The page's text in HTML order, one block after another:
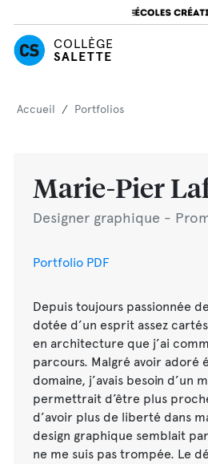
COLLÈGE
SALETTE
Accueil / Portfolios
Marie-Pier
Designer graphique -
Portfolio PDF
Depuis toujours passionnée
dotée d’un esprit assez
en architecture que j’ai
parcours. Malgré avoir adoré
domaine, j’avais besoin d’un
permettrait d’être plus
d’avoir plus de liberté dans
design graphique semblait
ne me suis pas trompée. Le